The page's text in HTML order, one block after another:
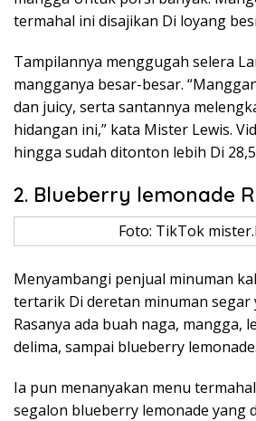
termahal ini disajikan Di loyang
Tampilannya menggugah selera
mangganya besar-besar.
dan juicy, serta santannya
hidangan ini,” kata Mister Lewis.
hingga sudah ditonton lebih Di
2. Blueberry lemonade
Foto: TikTok
Menyambangi penjual minuman
tertarik Di deretan minuman segar
Rasanya ada buah naga, mangga,
delima, sampai blueberry lemonade.
Ia pun menanyakan menu
segalon blueberry lemonade yang